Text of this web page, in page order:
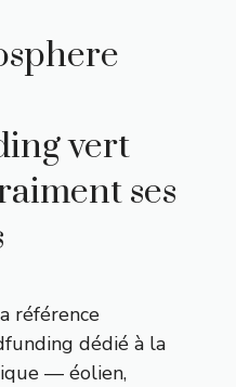
vert
ses
référence
dédié à la
— éolien,